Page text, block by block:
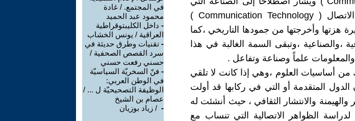
حملت هذا العصر وملأته بتكنولوجيا الاتصال ( Communication Technology )
هزتها وأخرجتها من جمودها التاريخي ،كما
،والصناعية ،وتبقى السمة الغالبة في هذا
علماً وصناعة وتفاعل .
أساسيات العلوم ،وهي إذا كانت لا تلقي
الدول المتقدمة أو التي في ركابها قد أولت
والهيمنة والانتشار الثقافي ، حيث أنشئت له
الظواهر الاتصالية التي تنساب مع
في المجتمع. / غادة
محمود عبد الحميد
- داخل الكليبتوقراطية
العراقية / يونس الخشاب
- تقنيات وطرق حديثة في
سرد القصص الصحفية /
حسني رفعت حسني
- فنّ السخريّة السياسيّة
في الوطن العربي:
الوظيفة التصحيحيّة ل ... /
عصام بن الشيخ
- ‏ / زياد بوزيان